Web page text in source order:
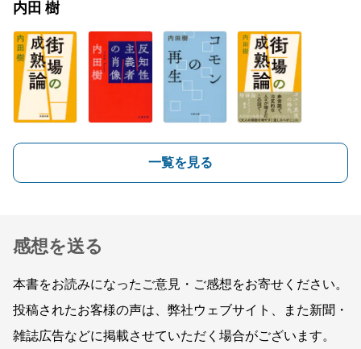
内田 樹
一覧を見る
感想を送る
本書をお読みになったご意見・ご感想をお寄せください。
投稿されたお客様の声は、弊社ウェブサイト、また新聞・
雑誌広告などに掲載させていただく場合がございます。